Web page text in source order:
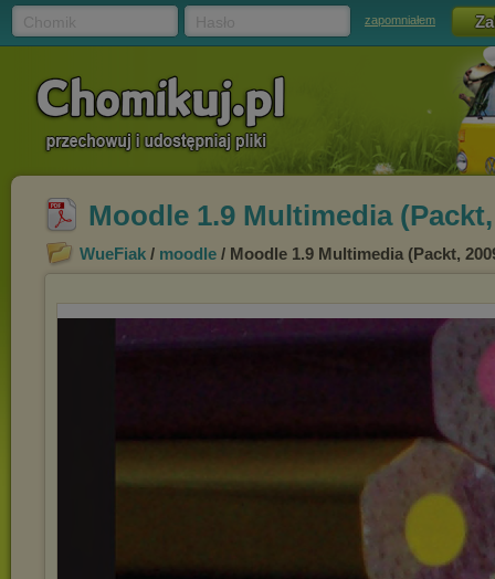
zapomniałem
Moodle 1.9 Multimedia
WueFiak / moodle / Moodle 1.9 Multimedia (Packt,